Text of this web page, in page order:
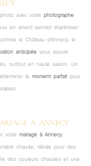
avec votre photographe
en amont permet d’optimiser
le Château d’Annecy, le
anticipée vous assure
surtout en haute saison. Un
le moment parfaitpour
À ANNECY
votre mariage à Annecy
chaude, idéale pour des
des couleurs chaudes et une